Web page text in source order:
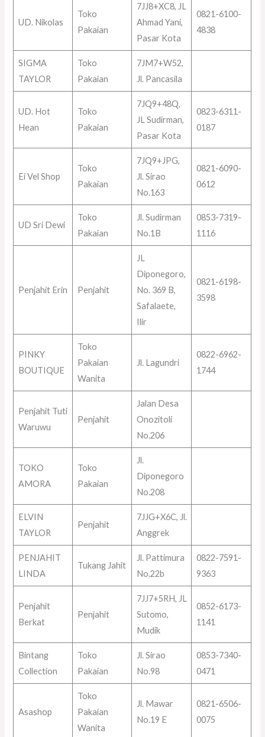
UD. Nikolas
Toko
Pakaian
7JJ8+XC8, JL
Ahmad Yani,
Pasar Kota
0821-6100-
4838
SIGMA
TAYLOR
Toko
Pakaian
7JM7+W52,
Jl. Pancasila
UD. Hot
Hean
Toko
Pakaian
7JQ9+48Q,
JL Sudirman,
Pasar Kota
0823-6311-
0187
Ei Vel Shop
Toko
Pakaian
7JQ9+JPG,
Jl. Sirao
No.163
0821-6090-
0612
UD Sri Dewi
Toko
Pakaian
Jl. Sudirman
No.1B
0853-7319-
1116
Penjahit Erin Penjahit
JL
Diponegoro,
No. 369 B,
Safalaete,
Ilir
0821-6198-
3598
PINKY
BOUTIQUE
Toko
Pakaian
Wanita
Jl. Lagundri
0822-6962-
1744
Penjahit Tuti
Waruwu
Penjahit
Jalan Desa
Onozitoli
No.206
TOKO
AMORA
Toko
Pakaian
Jl.
Diponegoro
No.208
ELVIN
TAYLOR
Penjahit
7JJG+X6C, Jl.
Anggrek
PENJAHIT
LINDA
Tukang Jahit
Jl. Pattimura
No.22b
0822-7591-
9363
Penjahit
Berkat
Penjahit
7JJ7+5RH, JL
Sutomo,
Mudik
0852-6173-
1141
Bintang
Collection
Toko
Pakaian
Jl. Sirao
No.98
0853-7340-
0471
Asashop
Toko
Pakaian
Wanita
Jl. Mawar
No.19 E
0821-6506-
0075